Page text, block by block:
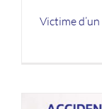
Victime